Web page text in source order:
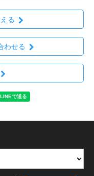
る
わせる